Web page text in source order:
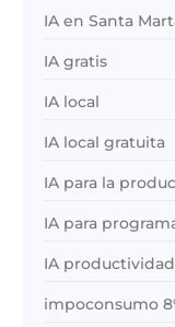
IA en Santa
IA gratis
IA local
IA local gratuita
IA para la
IA para
IA productividad
impoconsumo